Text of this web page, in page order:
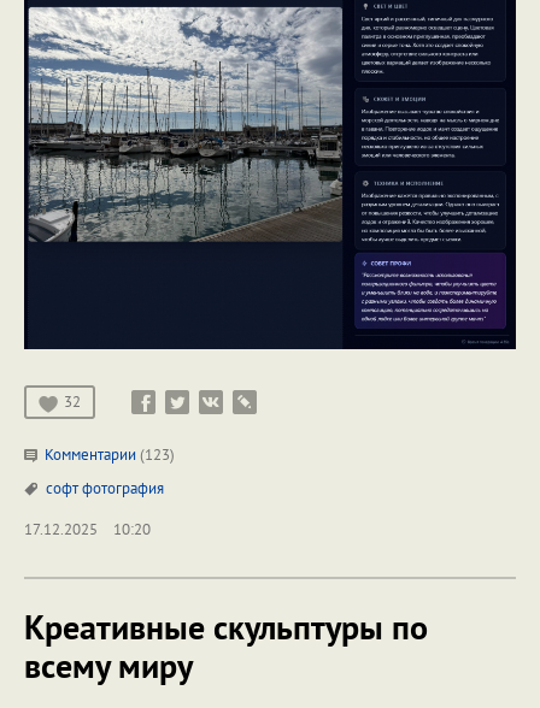
32
Комментарии (123)
софтфотография
17.12.2025
10:20
Креативные скульптуры по
всему миру